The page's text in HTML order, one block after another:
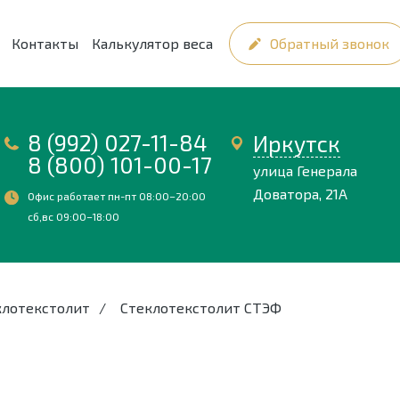
Контакты Калькулятор веса Обратный звонок
8 (992) 027-11-84
8 (800) 101-00-17
Офис работает пн-пт 08:00–20:00
сб,вс 09:00–18:00
Иркутск
улица Генерала
Доватора, 21А
/ Стеклотекстолит СТЭФ